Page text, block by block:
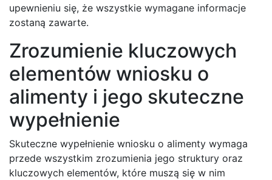
upewnieniu się, że wszystkie wymagane informacje
zostaną zawarte.
Zrozumienie kluczowych
elementów wniosku o
alimenty i jego skuteczne
wypełnienie
Skuteczne wypełnienie wniosku o alimenty wymaga
przede wszystkim zrozumienia jego struktury oraz
kluczowych elementów, które muszą się w nim